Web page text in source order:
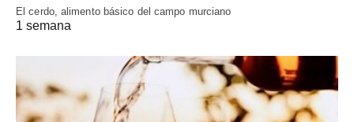
El cerdo, alimento básico del campo murciano
1 semana